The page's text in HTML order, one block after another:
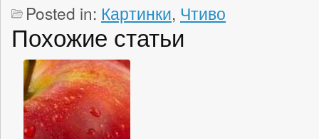
Posted in: Картинки, Чтиво
Похожие статьи